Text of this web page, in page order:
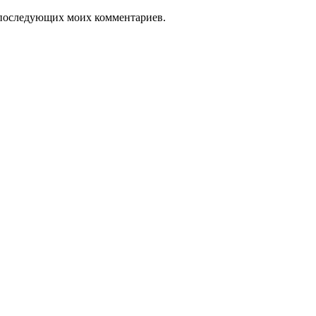
моих комментариев.